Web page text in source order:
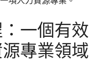
一個有效
專業領域